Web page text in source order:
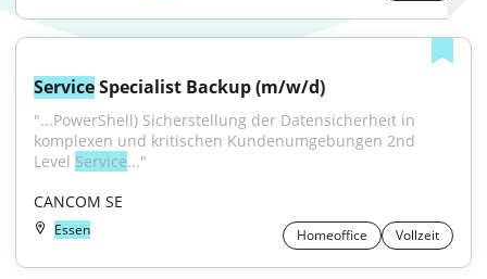
Service Specialist Backup (m/w/d)
"...PowerShell) Sicherstellung der Datensicherheit in
komplexen und kritischen Kundenumgebungen 2nd
Level Service..."
CANCOM SE
Essen Homeoffice Vollzeit